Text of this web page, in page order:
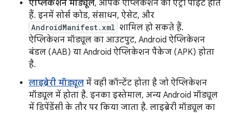
ऐप्लिकेशन मॉड्यूल, आपके ऐप्लिकेशन का एंट्री पॉइंट होते
हैं. इनमें सोर्स कोड, संसाधन, ऐसेट, और
AndroidManifest.xml शामिल हो सकते हैं.
ऐप्लिकेशन मॉड्यूल का आउटपुट, Android ऐप्लिकेशन
बंडल (AAB) या Android ऐप्लिकेशन पैकेज (APK) होता
है.
लाइब्रेरी मॉड्यूल में वही कॉन्टेंट होता है जो ऐप्लिकेशन
मॉड्यूल में होता है. इनका इस्तेमाल, अन्य Android मॉड्यूल
में डिपेंडेंसी के तौर पर किया जाता है. लाइब्रेरी मॉड्यूल का